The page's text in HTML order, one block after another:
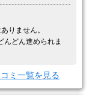
りません。
んどん進められま
ミ一覧を見る